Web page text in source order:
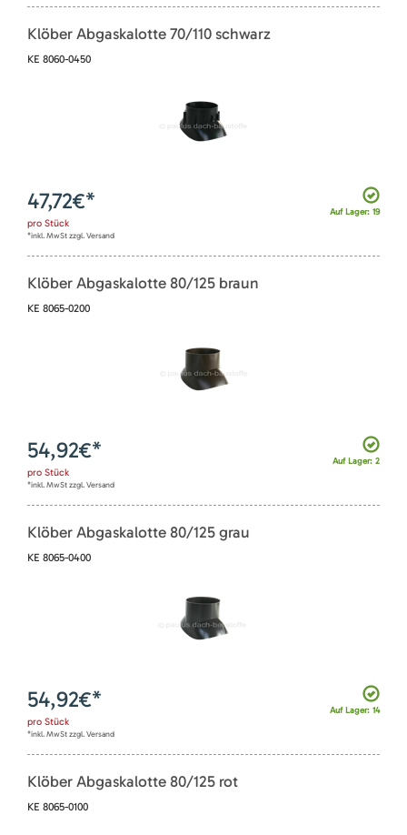
Klöber Abgaskalotte 70/110 schwarz
KE 8060-0450
Auf Lager: 19
47,72€*
pro Stück
*inkl. MwSt zzgl. Versand
Klöber Abgaskalotte 80/125 braun
KE 8065-0200
Auf Lager: 2
54,92€*
pro Stück
*inkl. MwSt zzgl. Versand
Klöber Abgaskalotte 80/125 grau
KE 8065-0400
Auf Lager: 14
54,92€*
pro Stück
*inkl. MwSt zzgl. Versand
Klöber Abgaskalotte 80/125 rot
KE 8065-0100